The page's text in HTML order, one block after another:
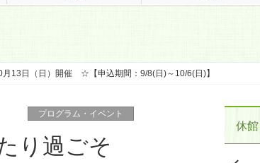
13日（日）開催 ☆【申込期間：9/8(日)～10/6(日)】
プログラム・イベント
り過ごそ
休